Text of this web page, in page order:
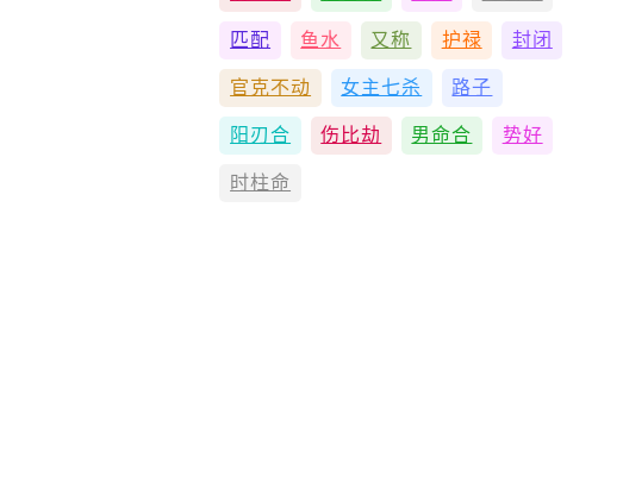
匹配 鱼水 又称 护禄 封闭
官克不动 女主七杀 路子
阳刃合 伤比劫 男命合 势好
时柱命